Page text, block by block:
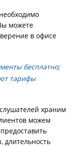
можете
в офисе
бесплатно;
тарифы
храним
можем
длительность